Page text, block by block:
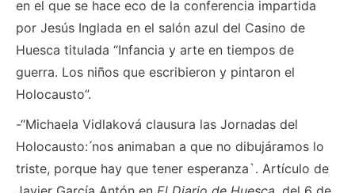
en el que se hace eco de la conferencia impartida
por Jesús Inglada en el salón azul del Casino de
Huesca titulada “Infancia y arte en tiempos de
guerra. Los niños que escribieron y pintaron el
Holocausto”.
-“Michaela Vidlaková clausura las Jornadas del
Holocausto: ́nos animaban a que no dibujáramos lo
triste, porque hay que tener esperanza`. Artículo de